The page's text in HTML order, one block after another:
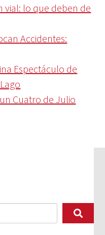
vial: lo que deben de
Accidentes:
Espectáculo de
Cuatro de Julio